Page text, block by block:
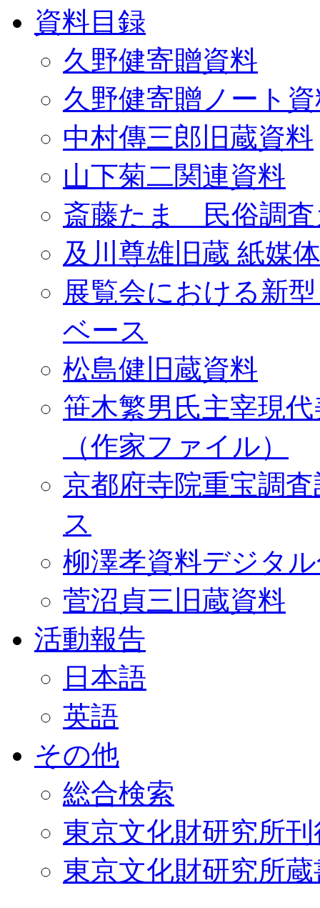
資料目録
久野健寄贈資料
久野健寄贈ノート
中村傳三郎旧蔵資料
山下菊二関連資料
斎藤たま 民俗調査
及川尊雄旧蔵 紙媒
展覧会における新
ベース
松島健旧蔵資料
笹木繁男氏主宰現
（作家ファイル）
京都府寺院重宝調
ス
柳澤孝資料デジタ
菅沼貞三旧蔵資料
活動報告
日本語
英語
その他
総合検索
東京文化財研究所
東京文化財研究所